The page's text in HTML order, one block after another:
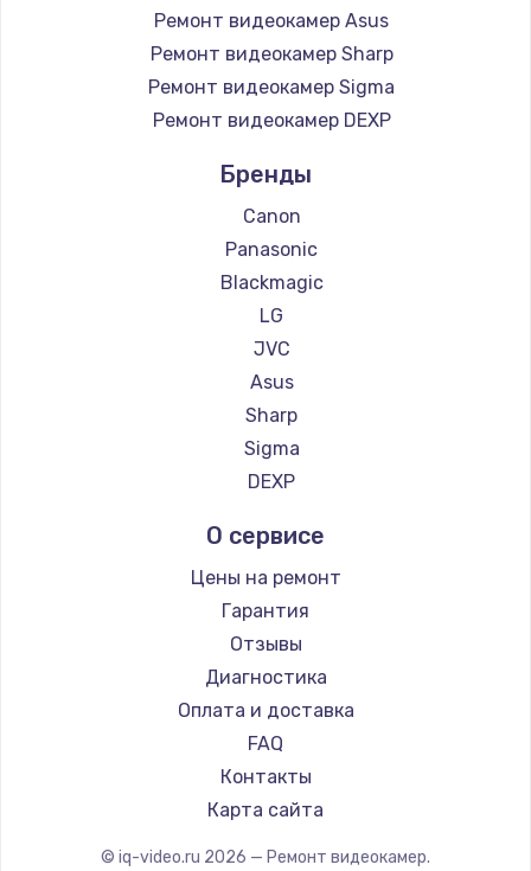
Заказать
Пайка и ремонт платы брелка
Заказать
Программирование АТС
4900 руб.
Заказать
Замена корпусных элементов
2400 руб.
Заказать
1200 руб.
Заказать
Ремонт платы картоприемника
Заказать
Восстановление/замена диффузора
1400 руб.
Ремонт видеокамер Asus
Ремонт видеокамер Sharp
Ремонт видеокамер Sigma
Ремонт видеокамер DEXP
Бренды
Canon
Panasonic
Blackmagic
LG
JVC
Asus
Sharp
Sigma
DEXP
О сервисе
Цены на ремонт
Гарантия
Отзывы
Диагностика
Оплата и доставка
FAQ
Контакты
Карта сайта
© iq-video.ru 2026 — Ремонт видеокамер.